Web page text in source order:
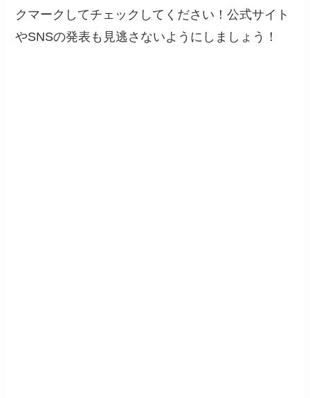
クマークしてチェックしてください！公式サイト
やSNSの発表も見逃さないようにしましょう！